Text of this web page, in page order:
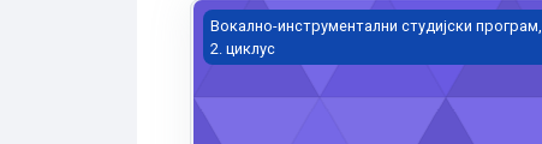
Oркестар хармоника, мастер
Вокално-инструментални студијски програм,
2. циклус